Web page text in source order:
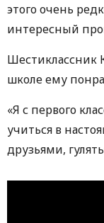
этого очень
интересный
Шестиклассник
школе ему
«Я с первого
учиться в
друзьями,